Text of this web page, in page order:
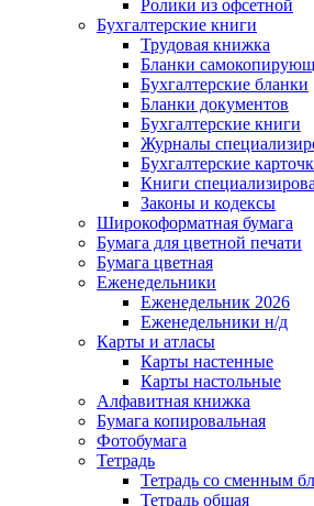
Ролики из офсетной
Бухгалтерские книги
Трудовая книжка
Бланки
Бухгалтерские бланки
Бланки документов
Бухгалтерские книги
Журналы
Бухгалтерские
Книги
Законы и кодексы
Широкоформатная бумага
Бумага для цветной печати
Бумага цветная
Еженедельники
Еженедельник 2026
Еженедельники н/д
Карты и атласы
Карты настенные
Карты настольные
Алфавитная книжка
Бумага копировальная
Фотобумага
Тетрадь
Тетрадь со сменным
Тетрадь общая